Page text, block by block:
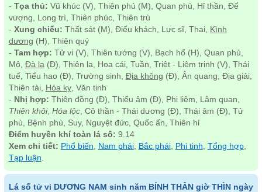
- Tọa thủ: Vũ khúc (V), Thiên phủ (M), Quan phù, Hỉ thần, Đế
vượng, Long trì, Thiên phúc, Thiên trù
- Xung chiếu: Thất sát (M), Điếu khách, Lực sĩ, Thai,
Kình
dương (H), Thiên quý
- Tam hợp: Tử vi (V), Thiên tướng (V), Bạch hổ (H), Quan phủ,
Mộ, Đà la (Đ), Thiên la, Hoa cái, Tuần, Triệt - Liêm trinh (V), Thái
tuế, Tiểu hao (Đ), Trường sinh, Địa không (Đ), Ân quang, Địa giải,
Thiên tài,
Hóa kỵ, Văn tinh
- Nhị hợp: Thiên đồng (Đ), Thiếu âm (Đ), Phi liêm, Lâm quan,
Thiên khôi, Hóa lộc, Cô thần - Thái dương (Đ), Thái âm (Đ), Tử
phù, Bệnh phù, Suy, Nguyệt đức, Quốc ấn, Thiên hỉ
Điểm huyền khí toàn lá số: 9.14
Xem chi tiết: Phổ biến Nam phái, Bắc phái, Phi tinh Tổng hợp,
Tạp luận
Lá số tử vi DƯƠNG NAM sinh năm BÍNH THÂN giờ THÌN ngày